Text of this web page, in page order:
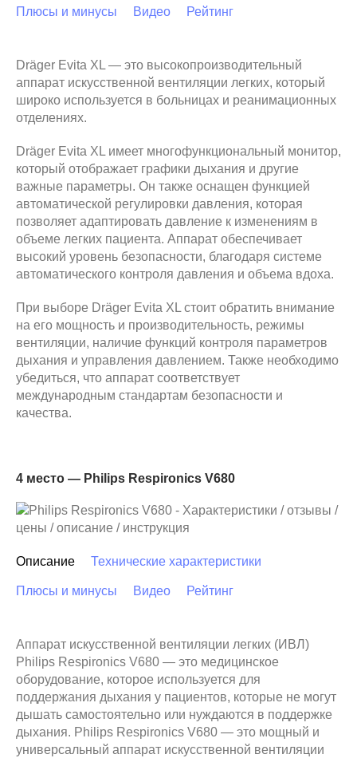
Плюсы и минусы Видео Рейтинг
Dräger Evita XL — это высокопроизводительный
аппарат искусственной вентиляции легких, который
широко используется в больницах и реанимационных
отделениях.
Dräger Evita XL имеет многофункциональный монитор,
который отображает графики дыхания и другие
важные параметры. Он также оснащен функцией
автоматической регулировки давления, которая
позволяет адаптировать давление к изменениям в
объеме легких пациента. Аппарат обеспечивает
высокий уровень безопасности, благодаря системе
автоматического контроля давления и объема вдоха.
При выборе Dräger Evita XL стоит обратить внимание
на его мощность и производительность, режимы
вентиляции, наличие функций контроля параметров
дыхания и управления давлением. Также необходимо
убедиться, что аппарат соответствует
международным стандартам безопасности и
качества.
4 место — Philips Respironics V680
Описание Технические характеристики
Плюсы и минусы Видео Рейтинг
Аппарат искусственной вентиляции легких (ИВЛ)
Philips Respironics V680 — это медицинское
оборудование, которое используется для
поддержания дыхания у пациентов, которые не могут
дышать самостоятельно или нуждаются в поддержке
дыхания. Philips Respironics V680 — это мощный и
универсальный аппарат искусственной вентиляции